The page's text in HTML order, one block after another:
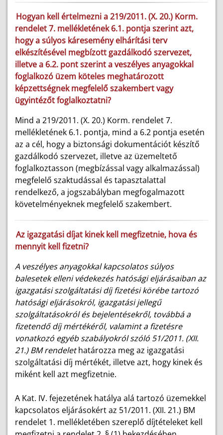
Hogyan kell értelmezni a 219/2011. (X. 20.) Korm.
rendelet 7. mellékletének 6.1. pontja szerint azt,
hogy a súlyos káresemény elhárítási terv
elkészítésével megbízott gazdálkodó szervezet,
illetve a 6.2. pont szerint a veszélyes anyagokkal
foglalkozó üzem köteles meghatározott
képzettségnek megfelelő szakembert vagy
ügyintézőt foglalkoztatni?
Mind a 219/2011. (X. 20.) Korm. rendelet 7.
mellékletének 6.1. pontja, mind a 6.2 pontja esetén
az a cél, hogy a biztonsági dokumentációt készítő
gazdálkodó szervezet, illetve az üzemeltető
foglalkoztasson (megbízással vagy alkalmazással)
megfelelő szaktudással és tapasztalattal
rendelkező, a jogszabályban megfogalmazott
követelményeknek megfelelő szakembert.
Az igazgatási díjat kinek kell megfizetnie, hova és
mennyit kell fizetni?
A veszélyes anyagokkal kapcsolatos súlyos
balesetek elleni védekezés hatósági eljárásaiban az
igazgatási szolgáltatási díj fizetési körébe tartozó
hatósági eljárásokról, igazgatási jellegű
szolgáltatásokról és bejelentésekről, továbbá a
fizetendő díj mértékéről, valamint a fizetésre
vonatkozó egyéb szabályokról szóló 51/2011. (XII.
21.) BM rendelethatározza meg az igazgatási
szolgáltatási díj mértékét, illetve azt, hogy kinek és
miként kell azt megfizetnie.
A Kat. IV. fejezetének hatálya alá tartozó üzemekkel
kapcsolatos eljárásokért az 51/2011. (XII. 21.) BM
rendelet 1. mellékletében szereplő díjtételeket kell